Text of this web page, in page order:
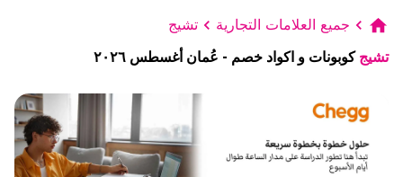
جميع العلامات التجارية تشيج
تشيج كوبونات و اكواد خصم - عُمان أغسطس ٢٠٢٦